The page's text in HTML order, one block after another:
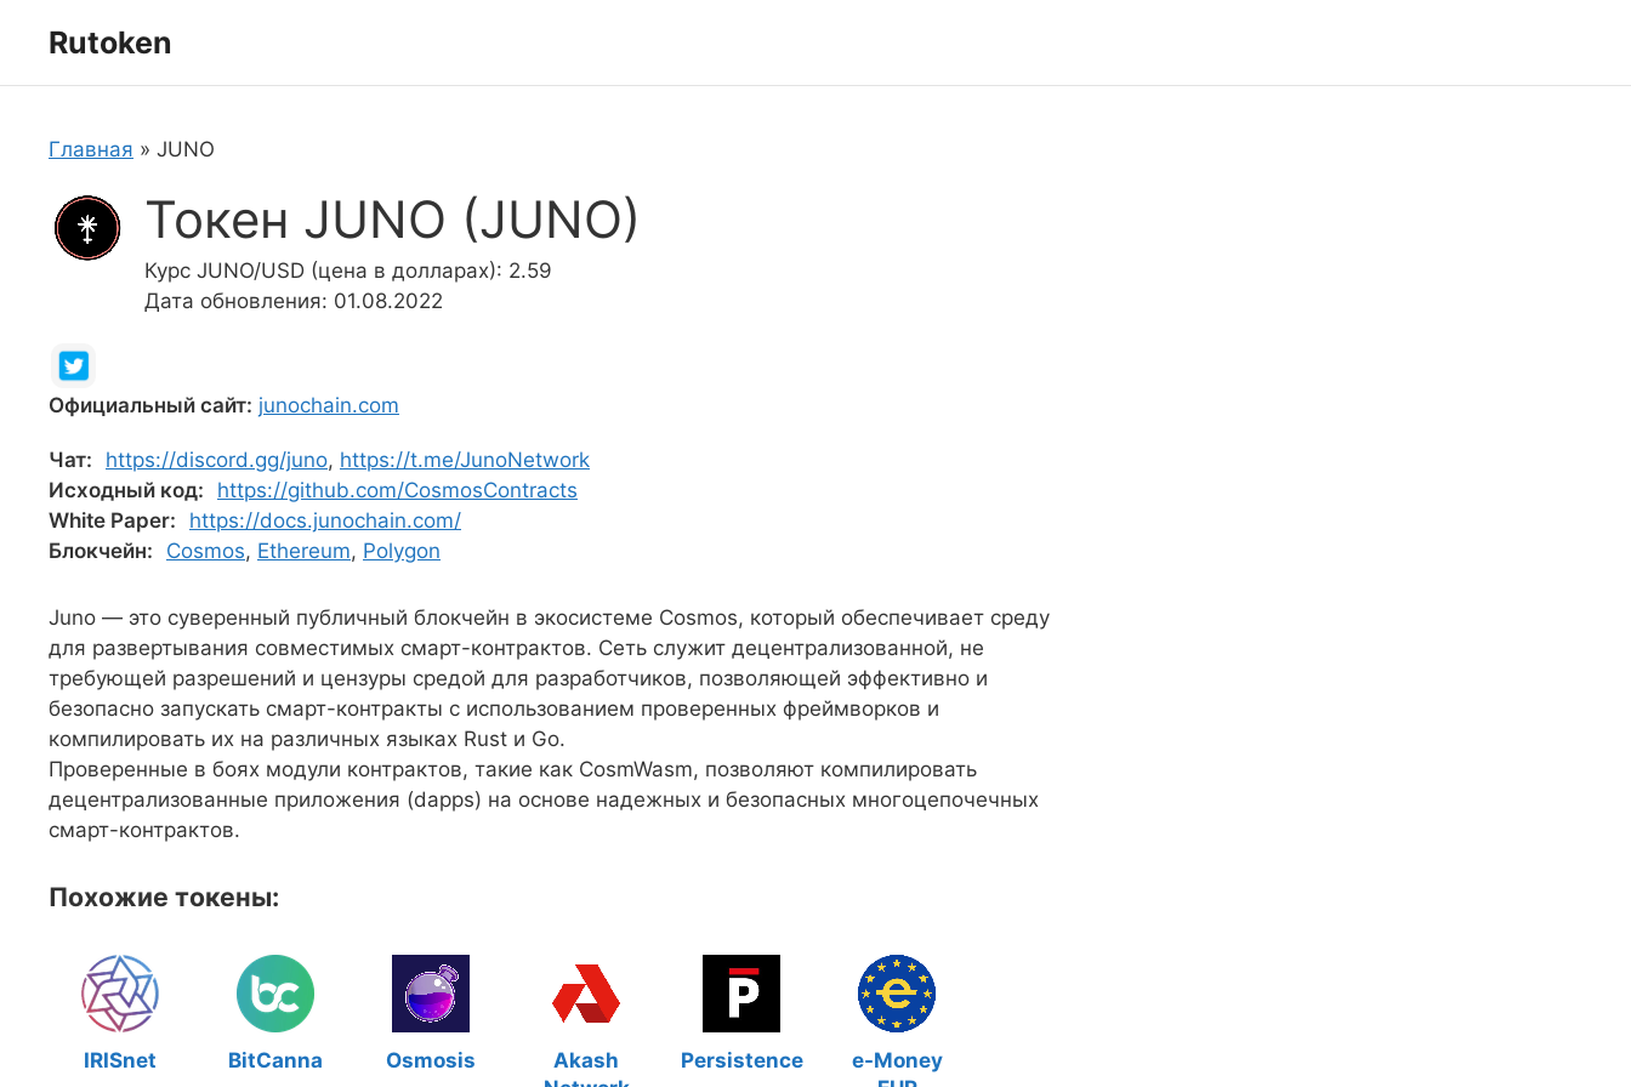
Rutoken
Главная » JUNO
Токен JUNO (JUNO)
Курс JUNO/USD (цена в долларах): 2.59
Дата обновления: 01.08.2022
Официальный сайт: junochain.com
Чат: https://discord.gg/juno, https://t.me/JunoNetwork
Исходный код:
https://github.com/CosmosContracts
White Paper:
https://docs.junochain.com/
Блокчейн:
Cosmos, Ethereum, Polygon
Juno — это суверенный публичный блокчейн в экосистеме Cosmos, который обеспечивает среду
для развертывания совместимых смарт-контрактов. Сеть служит децентрализованной, не
требующей разрешений и цензуры средой для разработчиков, позволяющей эффективно и
безопасно запускать смарт-контракты с использованием проверенных фреймворков и
компилировать их на различных языках Rust и Go.
Проверенные в боях модули контрактов, такие как CosmWasm, позволяют компилировать
децентрализованные приложения (dapps) на основе надежных и безопасных многоцепочечных
смарт-контрактов.
Похожие токены:
IRISnet BitCanna Osmosis
Akash
Persistence
e-Money